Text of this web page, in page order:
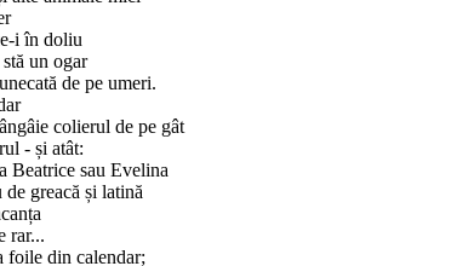
i în doliu
un ogar
de pe umeri.
colierul de pe gât
- și atât:
Beatrice sau Evelina
de greacă și latină
rar...
foile din calendar;